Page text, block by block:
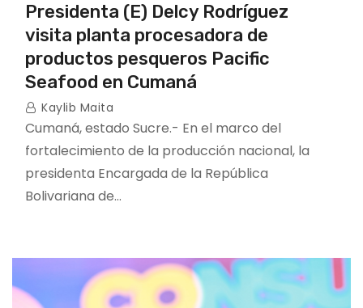
Presidenta (E) Delcy Rodríguez
visita planta procesadora de
productos pesqueros Pacific
Seafood en Cumaná
Kaylib Maita
Cumaná, estado Sucre.- En el marco del
fortalecimiento de la producción nacional, la
presidenta Encargada de la República
Bolivariana de…